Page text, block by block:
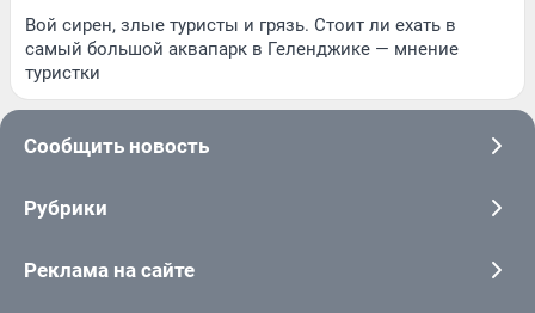
Вой сирен, злые туристы и грязь. Стоит ли ехать в
самый большой аквапарк в Геленджике — мнение
туристки
Сообщить новость
Рубрики
Реклама на сайте